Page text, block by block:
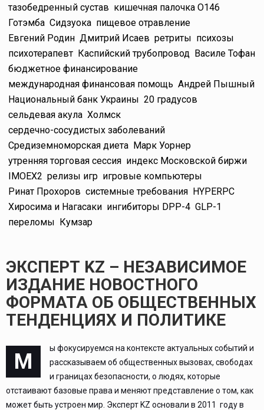
тазобедренный сустав кишечная палочка O146
Готэмба Сидзуока пищевое отравление
Евгений Родин Дмитрий Исаев ретриты психозы
психотерапевт Каспийский трубопровод Василе Тофан
бюджетное финансирование
международная финансовая помощь Андрей Пышный
Национальный банк Украины 20 градусов
сельдевая акула Холмск
сердечно-сосудистых заболеваний
Средиземноморская диета Марк Уорнер
утренняя торговая сессия индекс Московской биржи
IMOEX2 релизы игр игровые компьютеры
Ринат Прохоров системные требования HYPERPC
Хиросима и Нагасаки ингибиторы DPP-4 GLP-1
переломы Кумзар
ЭКСПЕРТ KZ – НЕЗАВИСИМОЕ
ИЗДАНИЕ НОВОСТНОГО
ФОРМАТА ОБ ОБЩЕСТВЕННЫХ
ТЕНДЕНЦИЯХ И ПОЛИТИКЕ
М
ы фокусируемся на контексте актуальных событий и
рассказываем об общественных вызовах, свободах
и границах безопасности, о людях, которые
отстаивают базовые права и меняют представление о том, как
может быть устроен мир. Эксперт KZ основали в 2011 году в